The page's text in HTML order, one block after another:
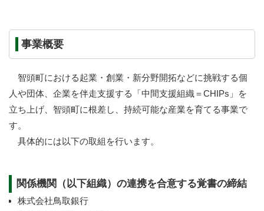
事業概要
智頭町における起業・創業・新分野開拓などに挑戦する個
人や団体、企業を伴走支援する「中間支援組織＝CHIPs」を
立ち上げ、智頭町に根差し、持続可能な産業を育てる事業で
す。
具体的には以下の取組を行います。
関係機関（以下組織）の連携を合意する覚書の締結
株式会社鳥取銀行